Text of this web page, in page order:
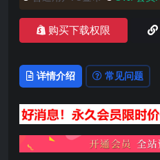
购买下载权限
详情介绍 常见问题